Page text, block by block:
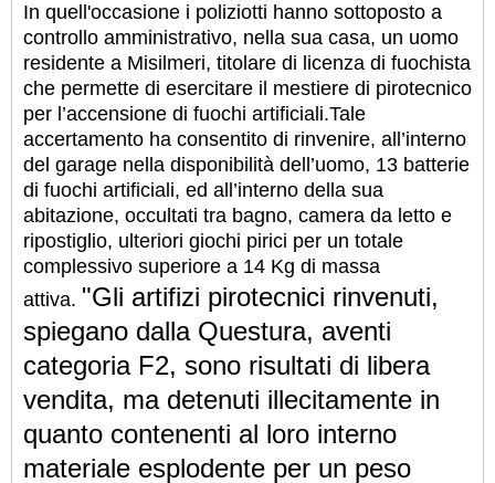
In quell'occasione i poliziotti hanno sottoposto a
controllo amministrativo, nella sua casa, un uomo
residente a Misilmeri, titolare di licenza di fuochista
che permette di esercitare il mestiere di pirotecnico
per l’accensione di fuochi artificiali.Tale
accertamento ha consentito di rinvenire, all’interno
del garage nella disponibilità dell’uomo, 13 batterie
di fuochi artificiali, ed all’interno della sua
abitazione, occultati tra bagno, camera da letto e
ripostiglio, ulteriori giochi pirici per un totale
complessivo superiore a 14 Kg di massa
attiva. "Gli artifizi pirotecnici rinvenuti,
spiegano dalla Questura, aventi
categoria F2, sono risultati di libera
vendita, ma detenuti illecitamente in
quanto contenenti al loro interno
materiale esplodente per un peso